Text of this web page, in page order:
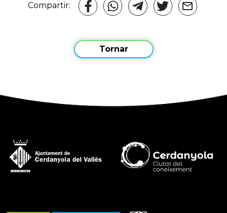
Compartir:
Tornar